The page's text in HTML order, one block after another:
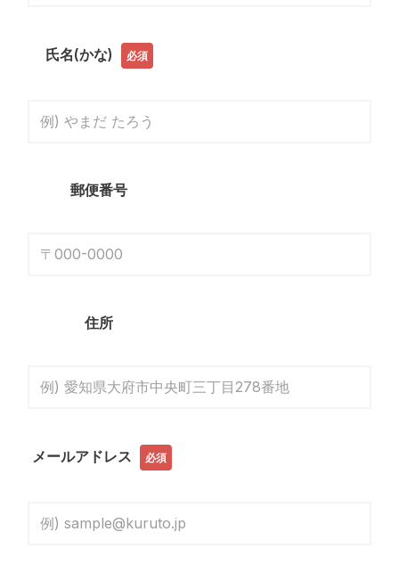
氏名(かな) 必須
郵便番号
住所
メールアドレス 必須